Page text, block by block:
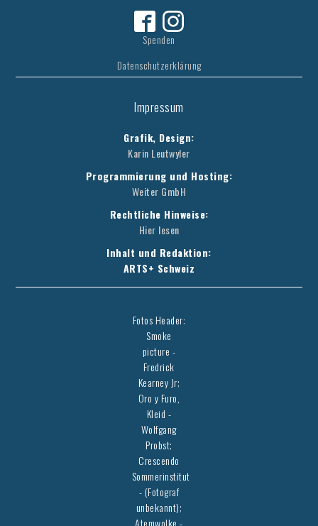
Spenden
Datenschutzerklärung
Impressum
Grafik, Design:
Karin Leutwyler
Programmierung und Hosting:
Weiter GmbH
Rechtliche Hinweise:
Hier lesen
Inhalt und Redaktion:
ARTS+ Schweiz
Fotos Header:
Smoke
picture -
Fredrick
Kearney Jr;
Oro y Furo,
Kleid -
Wolfgang
Probst;
Crescendo
Sommerinstitut
- (Fotograf
unbekannt);
Atemwolke -